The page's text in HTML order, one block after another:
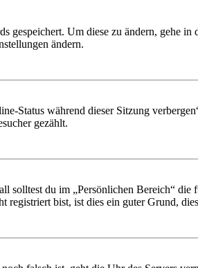
gespeichert. Um diese zu ändern, gehe
ändern.
Status während dieser Sitzung
gezählt.
du im „Persönlichen Bereich“
registriert bist, ist dies ein guter Grund,